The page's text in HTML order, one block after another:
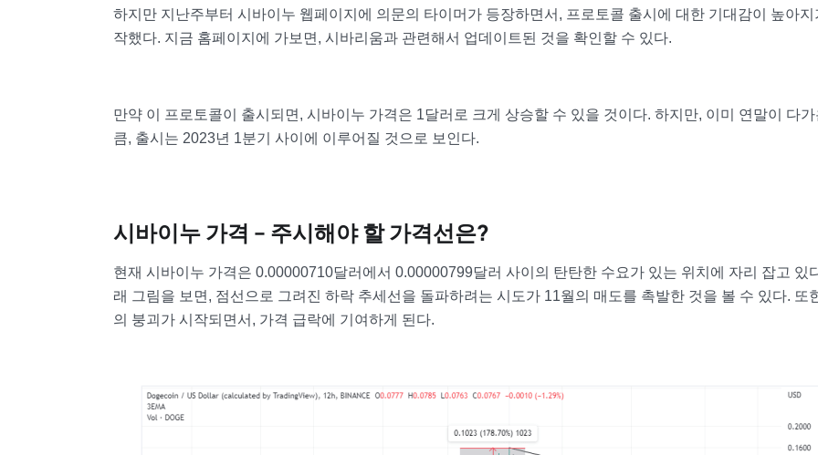
하지만 지난주부터 시바이누 웹페이지에 의문의 타이머가 등장하면서, 프로토콜 출시에 대한 기대감이 높아지
작했다. 지금 홈페이지에 가보면, 시바리움과 관련해서 업데이트된 것을 확인할 수 있다.
만약 이 프로토콜이 출시되면, 시바이누 가격은 1달러로 크게 상승할 수 있을 것이다. 하지만, 이미 연말이 다가
큼, 출시는 2023년 1분기 사이에 이루어질 것으로 보인다.
시바이누 가격 – 주시해야 할 가격선은?
현재 시바이누 가격은 0.00000710달러에서 0.00000799달러 사이의 탄탄한 수요가 있는 위치에 자리 잡고 있
래 그림을 보면, 점선으로 그려진 하락 추세선을 돌파하려는 시도가 11월의 매도를 촉발한 것을 볼 수 있다. 또
의 붕괴가 시작되면서, 가격 급락에 기여하게 된다.